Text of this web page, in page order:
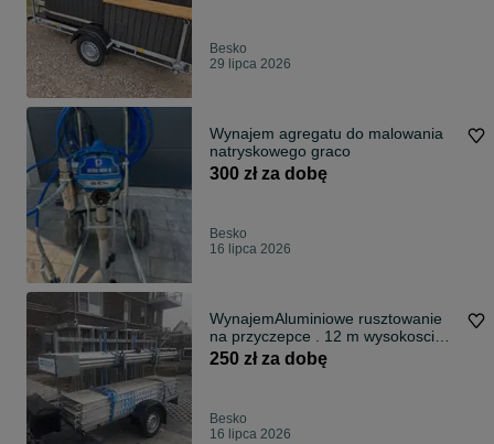
Besko
29 lipca 2026
Wynajem agregatu do malowania
natryskowego graco
300 zł za dobę
Besko
16 lipca 2026
WynajemAluminiowe rusztowanie
na przyczepce . 12 m wysokosci
roboczej
250 zł za dobę
Besko
16 lipca 2026